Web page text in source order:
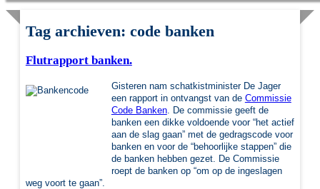
Tag archieven: code banken
Flutrapport banken.
Gisteren nam schatkistminister De Jager
een rapport in ontvangst van de Commissie
Code Banken. De commissie geeft de
banken een dikke voldoende voor “het actief
aan de slag gaan” met de gedragscode voor
banken en voor de “behoorlijke stappen” die
de banken hebben gezet. De Commissie
roept de banken op “om op de ingeslagen
weg voort te gaan”.